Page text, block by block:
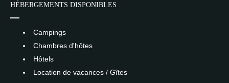
HÉBERGEMENTS DISPONIBLES
Campings
Chambres d'hôtes
Hôtels
Location de vacances / Gîtes